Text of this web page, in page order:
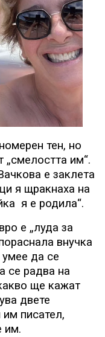
тен, но
„смелостта им“.
е заклета
я щракнаха на
я е родила“.
е „луда за
внучка
умее да се
се радва на
ще кажат
двете
им писател,
им.